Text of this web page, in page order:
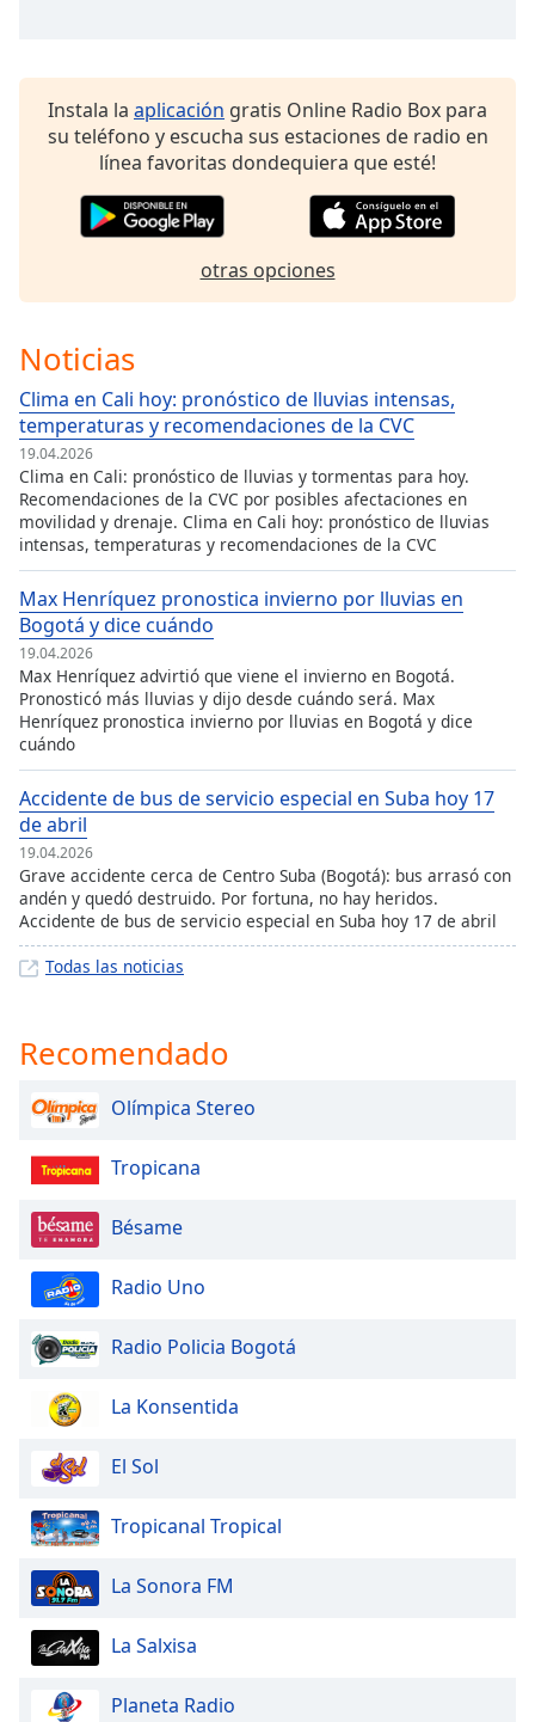
ResetInstala la aplicación gratis Online Radio Box para
su teléfono y escucha sus estaciones de radio en
línea favoritas dondequiera que esté!
otras opciones
Noticias
Clima en Cali hoy: pronóstico de lluvias intensas,
temperaturas y recomendaciones de la CVC
19.04.2026
Clima en Cali: pronóstico de lluvias y tormentas para hoy.
Recomendaciones de la CVC por posibles afectaciones en
movilidad y drenaje. Clima en Cali hoy: pronóstico de lluvias
intensas, temperaturas y recomendaciones de la CVC
Max Henríquez pronostica invierno por lluvias en
Bogotá y dice cuándo
19.04.2026
Max Henríquez advirtió que viene el invierno en Bogotá.
Pronosticó más lluvias y dijo desde cuándo será. Max
Henríquez pronostica invierno por lluvias en Bogotá y dice
cuándo
Accidente de bus de servicio especial en Suba hoy 17
de abril
19.04.2026
Grave accidente cerca de Centro Suba (Bogotá): bus arrasó con
andén y quedó destruido. Por fortuna, no hay heridos.
Accidente de bus de servicio especial en Suba hoy 17 de abril
Todas las noticias
Recomendado
Olímpica Stereo
Tropicana
Bésame
Radio Uno
Radio Policia Bogotá
La Konsentida
El Sol
Tropicanal Tropical
La Sonora FM
La Salxisa
Planeta Radio